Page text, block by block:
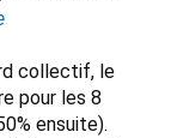
collectif, le
pour les 8
ensuite).